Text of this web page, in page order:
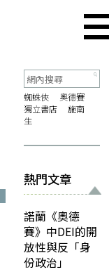
蜘蛛俠
奧德賽
獨立書店
施南
生
熱門文章
諾蘭《奧德
賽》中DEI的開
放性與反「身
份政治」